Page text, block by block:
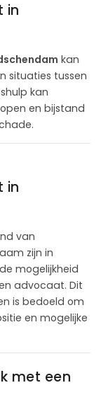
in
kan
situaties tussen
kan
en bijstand
in
van
zijn in
mogelijkheid
advocaat. Dit
is bedoeld om
en mogelijke
met een